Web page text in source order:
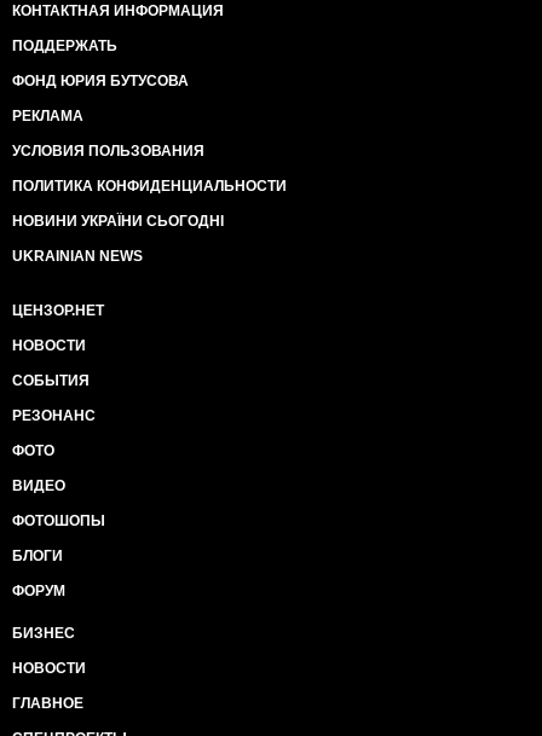
КОНТАКТНАЯ ИНФОРМАЦИЯ
ПОДДЕРЖАТЬ
ФОНД ЮРИЯ БУТУСОВА
РЕКЛАМА
УСЛОВИЯ ПОЛЬЗОВАНИЯ
ПОЛИТИКА КОНФИДЕНЦИАЛЬНОСТИ
НОВИНИ УКРАЇНИ СЬОГОДНІ
UKRAINIAN NEWS
ЦЕНЗОР.НЕТ
НОВОСТИ
СОБЫТИЯ
РЕЗОНАНС
ФОТО
ВИДЕО
ФОТОШОПЫ
БЛОГИ
ФОРУМ
БИЗНЕС
НОВОСТИ
ГЛАВНОЕ